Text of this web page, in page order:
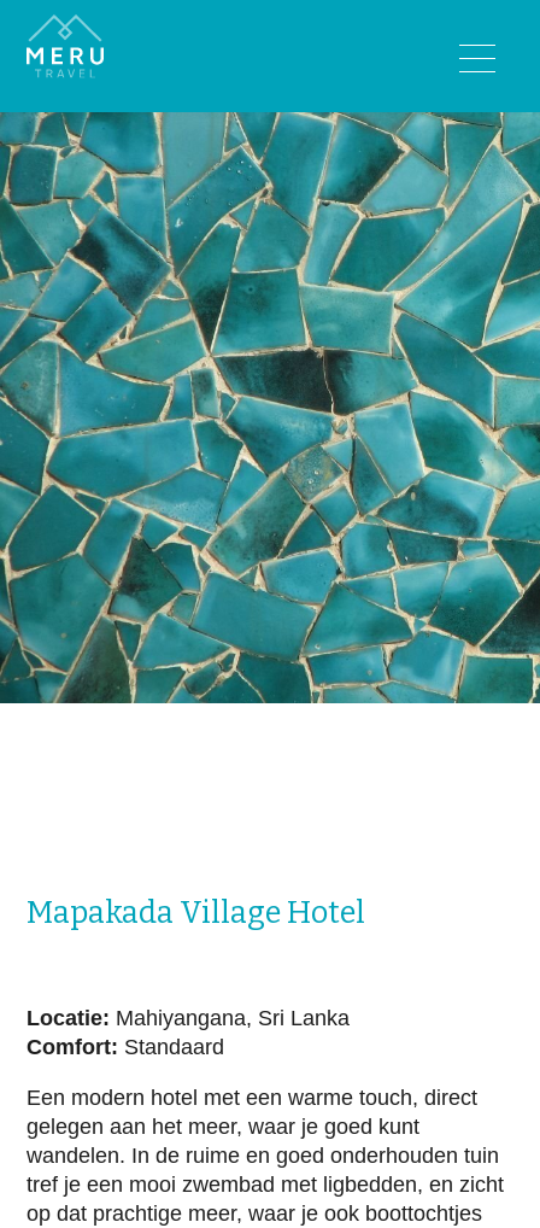
BESTEMMINGEN
Bhutan
India
Nepal
Sri Lanka
Tibet
REISTYPES
Wandelreizen
Rondreizen
Luxe reizen
Familiereizen
Natuurreizen
Groepsreizen
Actieve reizen
Fietsreizen
Festivalreizen
Fotografiereizen
OVER MERU
Duurzaamheid
Reisvoorwaarden
Contact
Mapakada Village Hotel
Locatie: Mahiyangana, Sri Lanka
Comfort: Standaard
Een modern hotel met een warme touch, direct
gelegen aan het meer, waar je goed kunt
wandelen. In de ruime en goed onderhouden tuin
tref je een mooi zwembad met ligbedden, en zicht
op dat prachtige meer, waar je ook boottochtjes